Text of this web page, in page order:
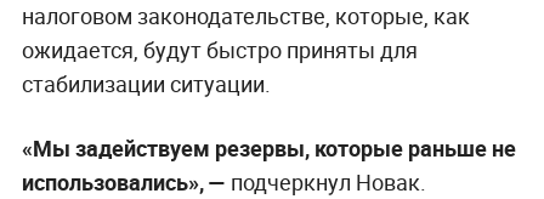
налоговом законодательстве, которые, как
ожидается, будут быстро приняты для
стабилизации ситуации.
«Мы задействуем резервы, которые раньше не
использовались», — подчеркнул Новак.